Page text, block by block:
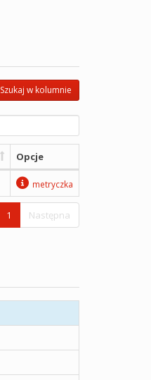
Szukaj w kolumnie
Opcje
metryczka
1 Następna